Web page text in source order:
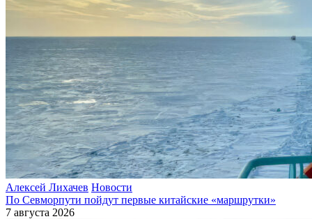
Алексей Лихачев Новости
По Севморпути пойдут первые китайские «маршрутки»
7 августа 2026